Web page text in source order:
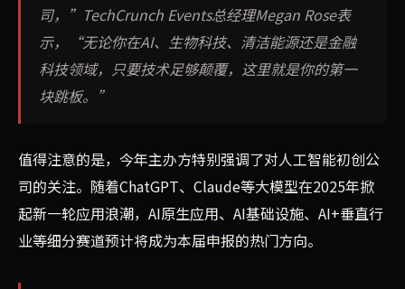
司，”TechCrunch Events总经理Megan Rose表
示，“无论你在AI、生物科技、清洁能源还是金融
科技领域，只要技术足够颠覆，这里就是你的第一
块跳板。”
值得注意的是，今年主办方特别强调了对人工智能初创公
司的关注。随着ChatGPT、Claude等大模型在2025年掀
起新一轮应用浪潮，AI原生应用、AI基础设施、AI+垂直行
业等细分赛道预计将成为本届申报的热门方向。